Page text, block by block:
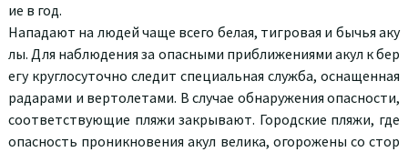
ие в год.
Нападают на людей чаще всего белая, тигровая и бычья аку
лы. Для наблюдения за опасными приближениями акул к бер
егу круглосуточно следит специальная служба, оснащенная
радарами и вертолетами. В случае обнаружения опасности,
соответствующие пляжи закрывают. Городские пляжи, где
опасность проникновения акул велика, огорожены со стор